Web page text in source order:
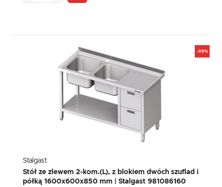
-39%
Stalgast
Stół ze zlewem 2-kom.(L), z blokiem dwóch szuflad i
półką 1600x600x850 mm | Stalgast 981086160